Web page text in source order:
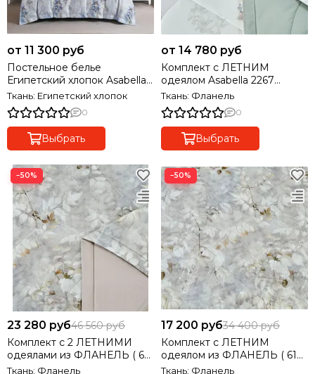
от 11 300 руб
Постельное белье
Египетский хлопок Asabella
2366 Premium
Ткань: Египетский хлопок
0
Выбрать
от 14 780 руб
Комплект с ЛЕТНИМ
одеялом Asabella 2267
ФЛАНЕЛЬ с Тенселем
Ткань: Фланель
0
Выбрать
−50%
23 280 руб46 560 руб
Комплект с 2 ЛЕТНИМИ
одеялами из ФЛАНЕЛЬ ( 61
% тенсель, 39% хлолок),
Ткань: Фланель
−50%
17 200 руб34 400 руб
Комплект с ЛЕТНИМ
одеялом из ФЛАНЕЛЬ ( 61
% тенсель, 39% хлолок) евро
Ткань: Фланель